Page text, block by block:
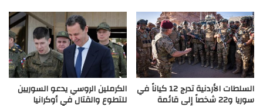
السلطات الأردنية تدرج 12 كياناً في
سوريا و22 شخصاً إلى قائمة
الكرملين الروسي يدعو السوريين
للتطوع والقتال في أوكرانيا